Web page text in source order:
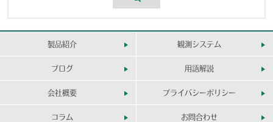
製品紹介 観測システム
ブログ 用語解説
会社概要 プライバシーポリシー
コラム お問合わせ